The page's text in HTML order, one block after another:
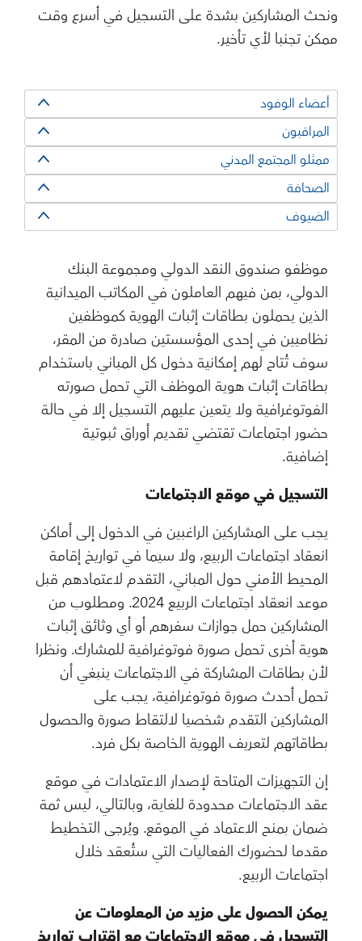
ونحث المشاركين بشدة على التسجيل في أسرع وقت
ممكن تجنبا لأي تأخير.
أعضاء الوفود
المراقبون
ممثلو المجتمع المدني
الصحافة
الضيوف
موظفو صندوق النقد الدولي ومجموعة البنك
الدولي، بمن فيهم العاملون في المكاتب الميدانية
الذين يحملون بطاقات إثبات الهوية كموظفين
نظاميين في إحدى المؤسستين صادرة من المقر،
سوف تُتاح لهم إمكانية دخول كل المباني باستخدام
بطاقات إثبات هوية الموظف التي تحمل صورته
الفوتوغرافية ولا يتعين عليهم التسجيل إلا في حالة
حضور اجتماعات تقتضي تقديم أوراق ثبوتية
إضافية.
التسجيل في موقع الاجتماعات
يجب على المشاركين الراغبين في الدخول إلى أماكن
انعقاد اجتماعات الربيع، ولا سيما في تواريخ إقامة
المحيط الأمني حول المباني، التقدم لاعتمادهم قبل
موعد انعقاد اجتماعات الربيع 2024. ومطلوب من
المشاركين حمل جوازات سفرهم أو أي وثائق إثبات
هوية أخرى تحمل صورة فوتوغرافية للمشارك. ونظرا
لأن بطاقات المشاركة في الاجتماعات ينبغي أن
تحمل أحدث صورة فوتوغرافية، يجب على
المشاركين التقدم شخصيا لالتقاط صورة والحصول
بطاقاتهم لتعريف الهوية الخاصة بكل فرد.
إن التجهيزات المتاحة لإصدار الاعتمادات في موقع
عقد الاجتماعات محدودة للغاية، وبالتالي، ليس ثمة
ضمان بمنح الاعتماد في الموقع. ويُرجى التخطيط
مقدما لحضورك الفعاليات التي ستُعقد خلال
اجتماعات الربيع.
يمكن الحصول على مزيد من المعلومات عن